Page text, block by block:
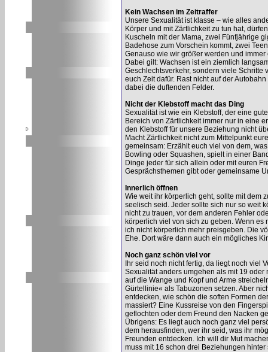
Kein Wachsen im Zeitraffer
Unsere Sexualität ist klasse – wie alles
Körper und mit Zärtlichkeit zu tun hat,
Kuscheln mit der Mama, zwei Fünfjährige
Badehose zum Vorschein kommt, zwei
Genauso wie wir größer werden und
Dabei gilt: Wachsen ist ein ziemlich
Geschlechtsverkehr, sondern viele
euch Zeit dafür. Rast nicht auf der
dabei die duftenden Felder.
Nicht der Klebstoff macht das Ding
Sexualität ist wie ein Klebstoff, der eine
Bereich von Zärtlichkeit immer nur in eine
den Klebstoff für unsere Beziehung nicht
Macht Zärtlichkeit nicht zum Mittelpunkt
gemeinsam: Erzählt euch viel von dem,
Bowling oder Squashen, spielt in einer
Dinge jeder für sich allein oder mit euren
Gesprächsthemen gibt oder gemeinsame
Innerlich öffnen
Wie weit ihr körperlich geht, sollte mit dem
seelisch seid. Jeder sollte sich nur so weit
nicht zu trauen, vor dem anderen Fehler
körperlich viel von sich zu geben. Wenn
ich nicht körperlich mehr preisgeben. Die
Ehe. Dort wäre dann auch ein mögliches
Noch ganz schön viel vor
Ihr seid noch nicht fertig, da liegt noch viel
Sexualität anders umgehen als mit 19
auf die Wange und Kopf und Arme
Gürtellinie« als Tabuzonen setzen. Aber
entdecken, wie schön die soften Formen
massiert? Eine Kussreise von den
geflochten oder dem Freund den Nacken
Übrigens: Es liegt auch noch ganz viel
dem herausfinden, wer ihr seid, was ihr
Freunden entdecken. Ich will dir Mut
muss mit 16 schon drei Beziehungen